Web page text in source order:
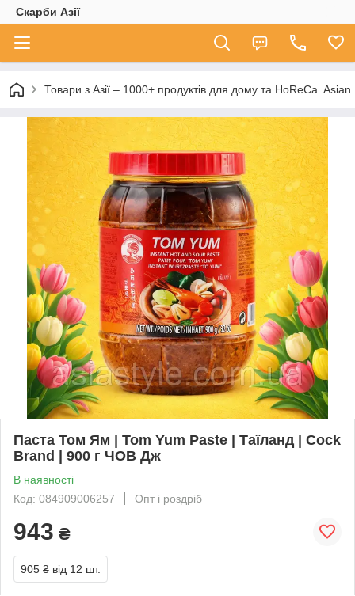
Скарби Азії
Товари з Азії – 1000+ продуктів для дому та HoReCa.
Паста Том Ям | Tom Yum Paste | Таїланд | Cock
Brand | 900 г ЧОВ Дж
В наявності
Код: 084909006257
Опт і роздріб
943 ₴
905 ₴ від 12 шт.